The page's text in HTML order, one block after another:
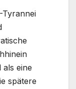
Tyrannei
eine
spätere